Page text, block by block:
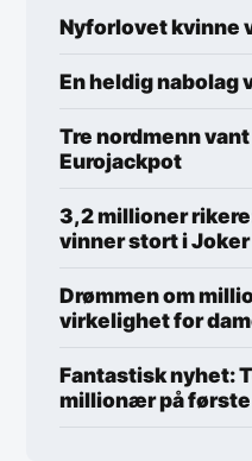
Nyforlovet kvinne
En heldig nabolag
Tre nordmenn
Eurojackpot
3,2 millioner
vinner stort i Joker
Drømmen om
virkelighet for
Fantastisk nyhet:
millionær på første